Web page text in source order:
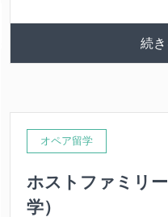
続
オペア留学
ホストファミリ
学）